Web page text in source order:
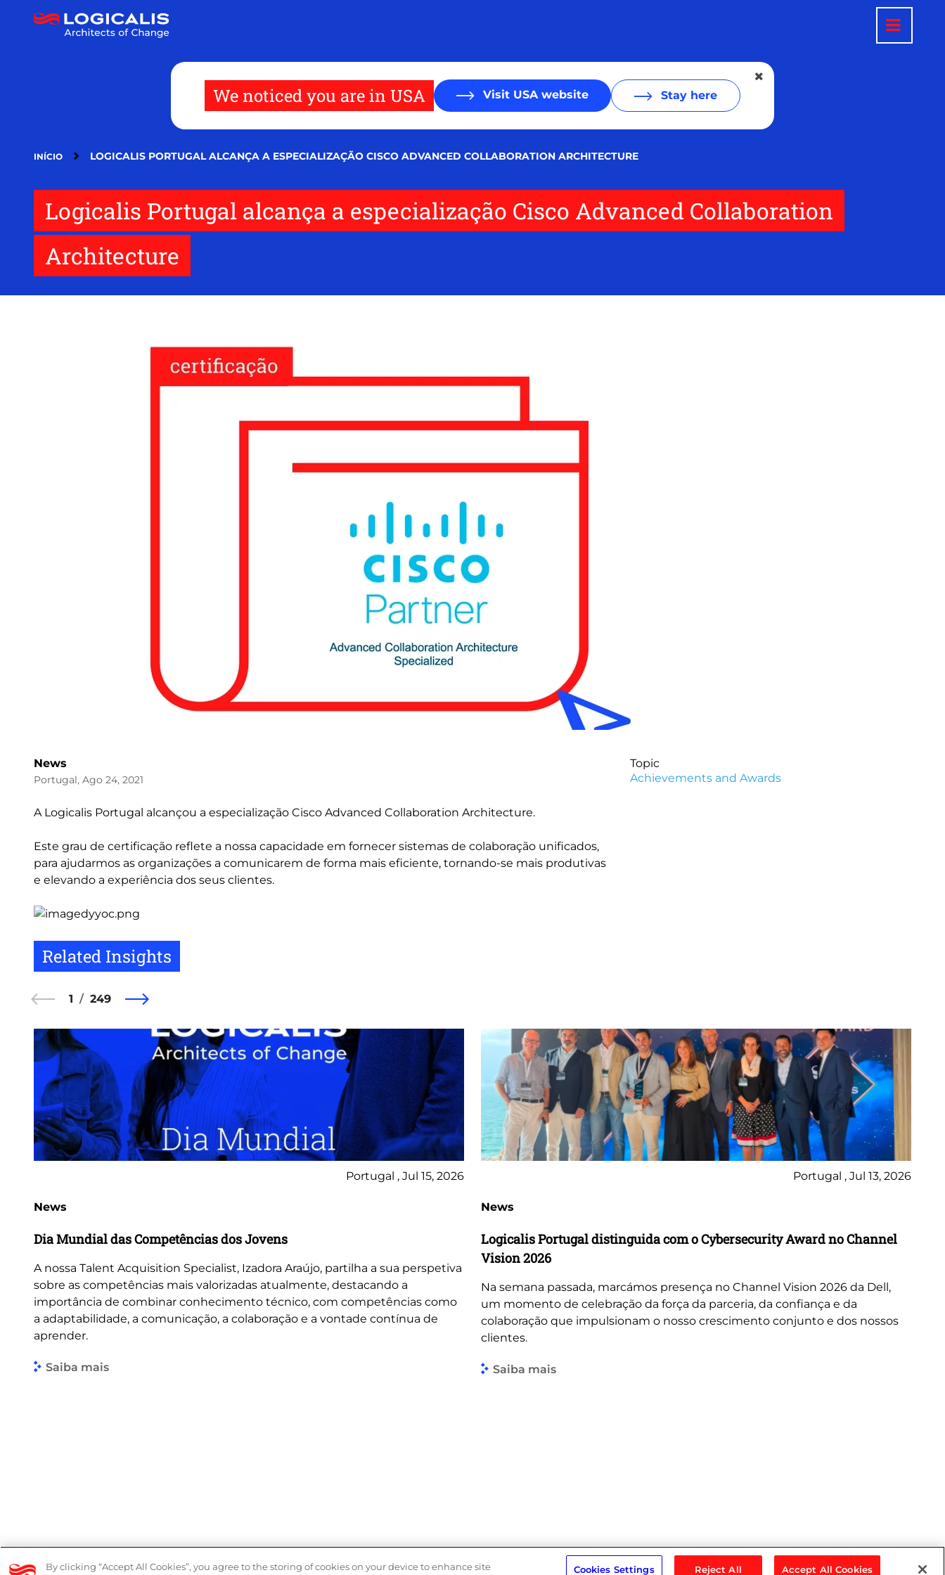
We noticed you are in USA Visit USA website Stay here
INÍCIO LOGICALIS PORTUGAL ALCANÇA A ESPECIALIZAÇÃO CISCO ADVANCED COLLABORATION ARCHITECTURE
Logicalis Portugal alcança a especialização Cisco Advanced Collaboration
Architecture
News
Portugal, Ago 24, 2021
A Logicalis Portugal alcançou a especialização Cisco Advanced Collaboration Architecture.
Este grau de certificação reflete a nossa capacidade em fornecer sistemas de colaboração unificados,
para ajudarmos as organizações a comunicarem de forma mais eficiente, tornando-se mais produtivas
e elevando a experiência dos seus clientes.
Topic
Achievements and Awards
Related Insights
1 249
Portugal , Jul 15, 2026
News
Dia Mundial das Competências dos Jovens
A nossa Talent Acquisition Specialist, Izadora Araújo, partilha a sua perspetiva
sobre as competências mais valorizadas atualmente, destacando a
importância de combinar conhecimento técnico, com competências como
a adaptabilidade, a comunicação, a colaboração e a vontade contínua de
aprender.
Saiba mais
Portugal , Jul 13, 2026
News
Logicalis Portugal distinguida com o Cybersecurity Award no Channel
Vision 2026
Na semana passada, marcámos presença no Channel Vision 2026 da Dell,
um momento de celebração da força da parceria, da confiança e da
colaboração que impulsionam o nosso crescimento conjunto e dos nossos
clientes.
Saiba mais
Política do Sistema de Gestão Integrado
By clicking “Accept All Cookies”, you agree to the storing of cookies on your device to enhance site
Cookies Settings Reject All Accept All Cookies